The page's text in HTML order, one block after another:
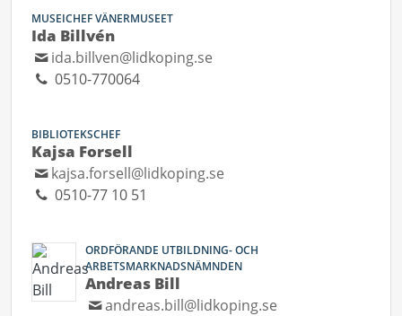
MUSEICHEF VÄNERMUSEET
Ida Billvén
ida.billven@lidkoping.se
0510-770064
BIBLIOTEKSCHEF
Kajsa Forsell
kajsa.forsell@lidkoping.se
0510-77 10 51
ORDFÖRANDE UTBILDNING- OCH
ARBETSMARKNADSNÄMNDEN
Andreas Bill
andreas.bill@lidkoping.se